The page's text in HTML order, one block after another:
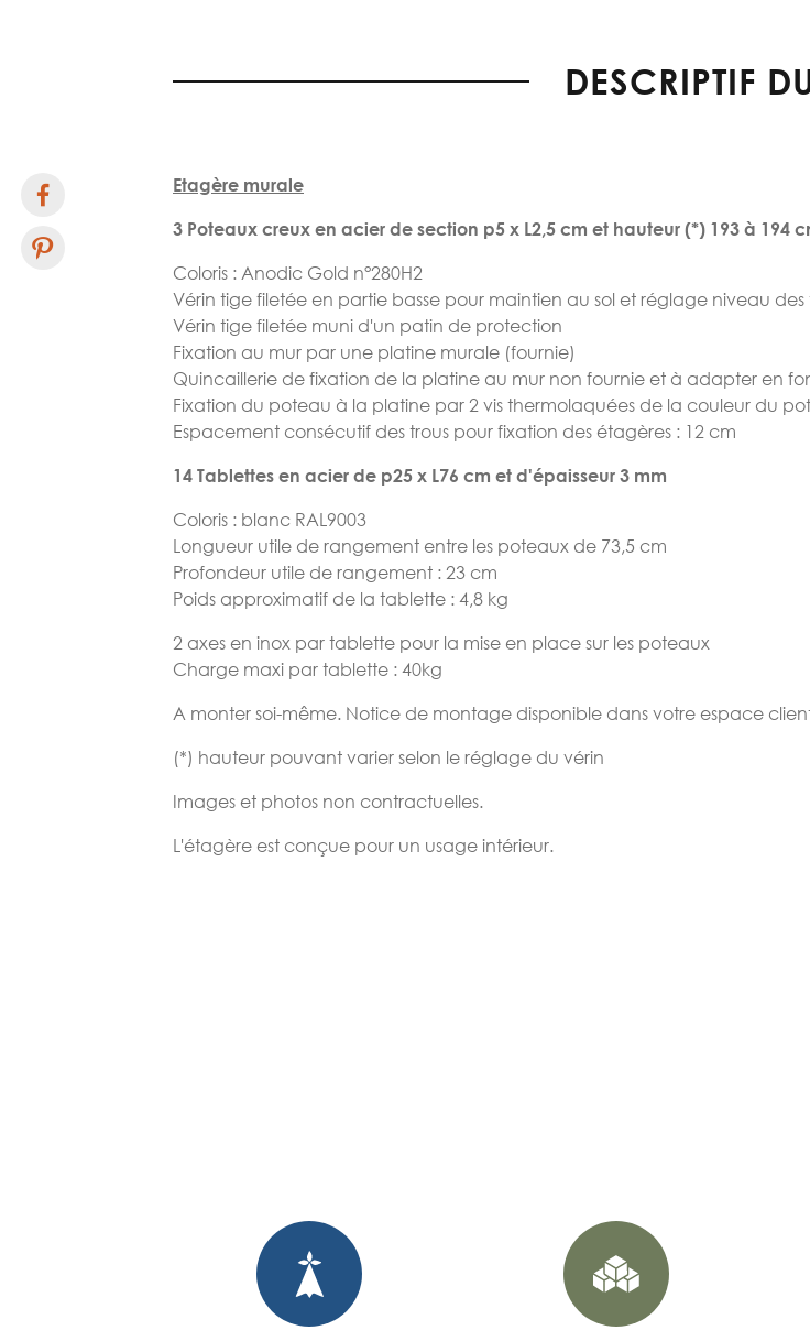
DESCRIPTIF
Etagère murale
3 Poteaux creux en acier de section p5 x L2,5 cm et hauteur (*) 193 à 194
Coloris : Anodic Gold n°280H2
Vérin tige filetée en partie basse pour maintien au sol et réglage niveau
Vérin tige filetée muni d'un patin de protection
Fixation au mur par une platine murale (fournie)
Quincaillerie de fixation de la platine au mur non fournie et à adapter en
Fixation du poteau à la platine par 2 vis thermolaquées de la couleur du
Espacement consécutif des trous pour fixation des étagères : 12 cm
14 Tablettes en acier de p25 x L76 cm et d'épaisseur 3 mm
Coloris : blanc RAL9003
Longueur utile de rangement entre les poteaux de 73,5 cm
Profondeur utile de rangement : 23 cm
Poids approximatif de la tablette : 4,8 kg
2 axes en inox par tablette pour la mise en place sur les poteaux
Charge maxi par tablette : 40kg
A monter soi-même. Notice de montage disponible dans votre espace
(*) hauteur pouvant varier selon le réglage du vérin
Images et photos non contractuelles.
L'étagère est conçue pour un usage intérieur.